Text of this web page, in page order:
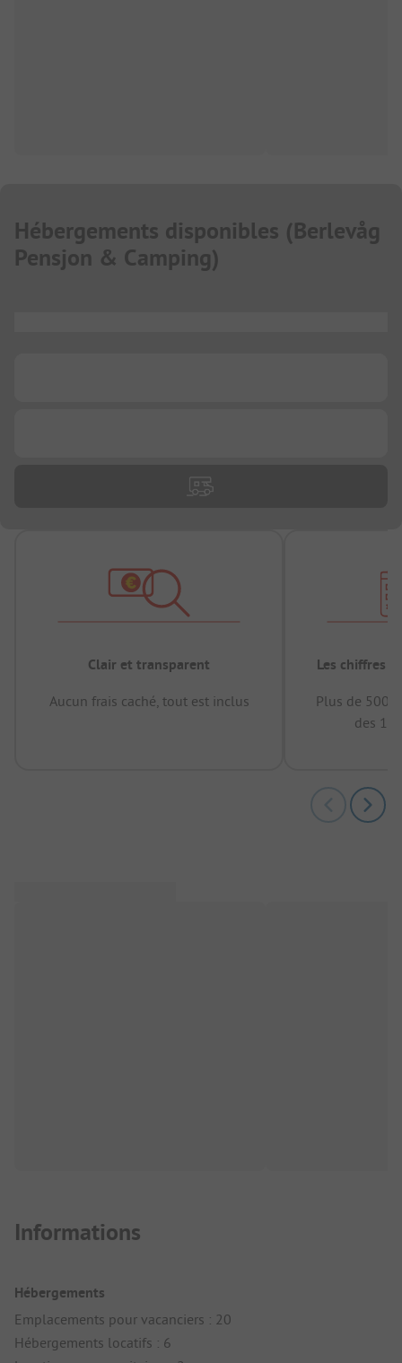
Hébergements disponibles (Berlevåg
Pensjon & Camping)
Clair et transparent
Aucun frais caché, tout est inclus
Les chiffres
Plus de
des 12
Informations
Hébergements
Emplacements pour vacanciers : 20
Hébergements locatifs : 6